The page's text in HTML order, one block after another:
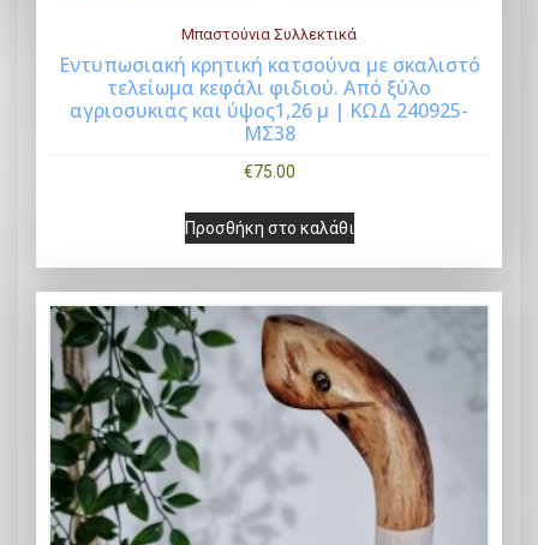
Buy Now
Μπαστούνια Συλλεκτικά
Εντυπωσιακή κρητική κατσούνα με σκαλιστό
τελείωμα κεφάλι φιδιού. Από ξύλο
αγριοσυκιας και ύψος1,26 μ | ΚΩΔ 240925-
ΜΣ38
€75.00
Προσθήκη στο καλάθι